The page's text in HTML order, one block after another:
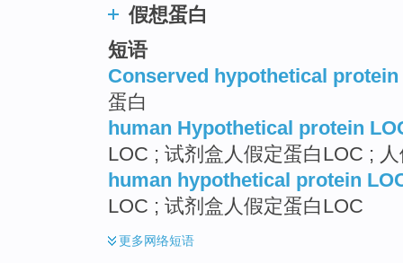
假想蛋白
短语
Conserved hypothetical protein
蛋白
human Hypothetical protein
LOC ; 试剂盒人假定蛋白LOC ;
human hypothetical protein
LOC ; 试剂盒人假定蛋白LOC
更多网络短语